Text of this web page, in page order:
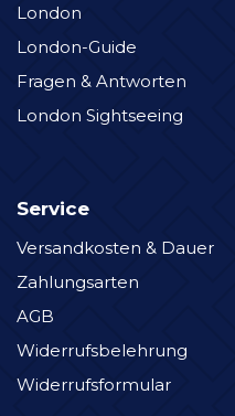
London
London-Guide
Fragen & Antworten
London Sightseeing
Service
Versandkosten & Dauer
Zahlungsarten
AGB
Widerrufsbelehrung
Widerrufsformular